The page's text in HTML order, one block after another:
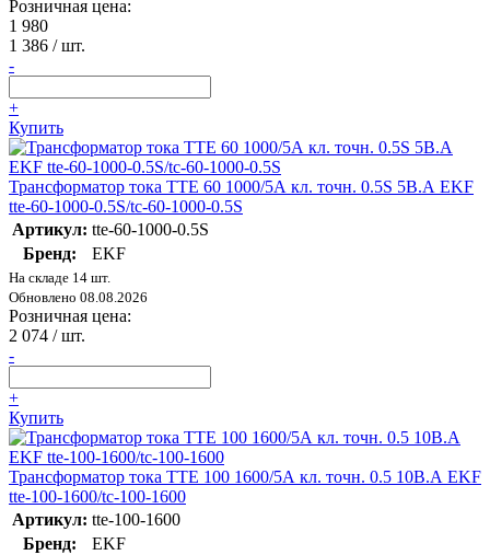
Розничная цена:
1 980
1 386 / шт.
-
+
Купить
Трансформатор тока ТТЕ 60 1000/5А кл. точн. 0.5S 5В.А EKF
tte-60-1000-0.5S/tc-60-1000-0.5S
Артикул: tte-60-1000-0.5S
Бренд:
EKF
На складе 14 шт.
Обновлено 08.08.2026
Розничная цена:
2 074 / шт.
-
+
Купить
Трансформатор тока ТТЕ 100 1600/5А кл. точн. 0.5 10В.А EKF
tte-100-1600/tc-100-1600
Артикул: tte-100-1600
Бренд:
EKF